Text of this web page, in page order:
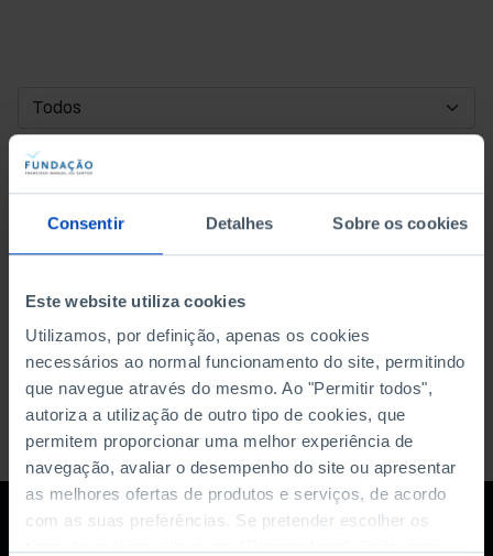
Consentir Detalhes Sobre os cookies
Este website utiliza cookies
Utilizamos, por definição, apenas os cookies
necessários ao normal funcionamento do site, permitindo
que navegue através do mesmo. Ao "Permitir todos",
autoriza a utilização de outro tipo de cookies, que
permitem proporcionar uma melhor experiência de
navegação, avaliar o desempenho do site ou apresentar
as melhores ofertas de produtos e serviços, de acordo
com as suas preferências. Se pretender escolher os
DATA DE INÍCIO
DATA DE FIM